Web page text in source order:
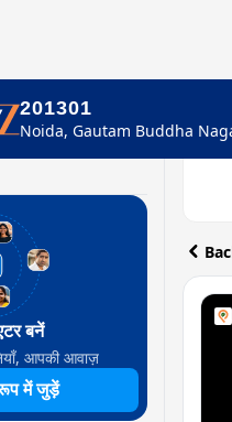
201301
बनें
आपकी आवाज़
में जुड़ें